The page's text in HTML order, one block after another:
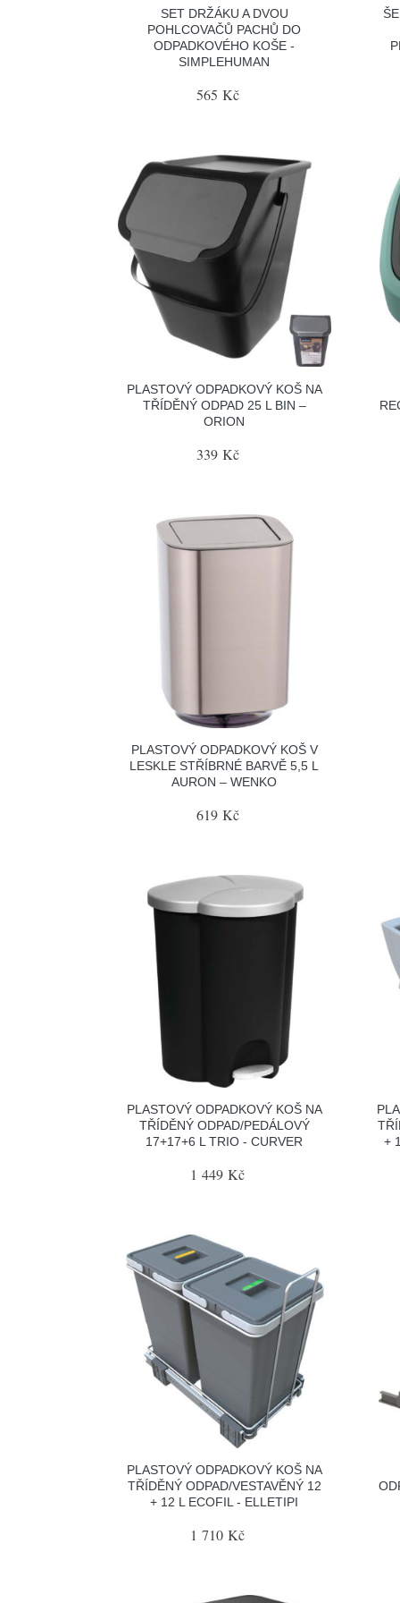
SET DRŽÁKU A DVOU
POHLCOVAČŮ PACHŮ DO
ODPADKOVÉHO KOŠE -
SIMPLEHUMAN
565 Kč
PLASTOVÝ ODPADKOVÝ KOŠ NA
TŘÍDĚNÝ ODPAD 25 L BIN –
ORION
339 Kč
PLASTOVÝ ODPADKOVÝ KOŠ V
LESKLE STŘÍBRNÉ BARVĚ 5,5 L
AURON – WENKO
619 Kč
PLASTOVÝ ODPADKOVÝ KOŠ NA
TŘÍDĚNÝ ODPAD/PEDÁLOVÝ
17+17+6 L TRIO - CURVER
1 449 Kč
+
PLASTOVÝ ODPADKOVÝ KOŠ NA
TŘÍDĚNÝ ODPAD/VESTAVĚNÝ 12
+ 12 L ECOFIL - ELLETIPI
1 710 Kč